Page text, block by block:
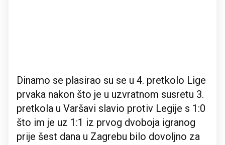
Dinamo se plasirao su se u 4. pretkolo Lige
prvaka nakon što je u uzvratnom susretu 3.
pretkola u Varšavi slavio protiv Legije s 1:0
što im je uz 1:1 iz prvog dvoboja igranog
prije šest dana u Zagrebu bilo dovoljno za